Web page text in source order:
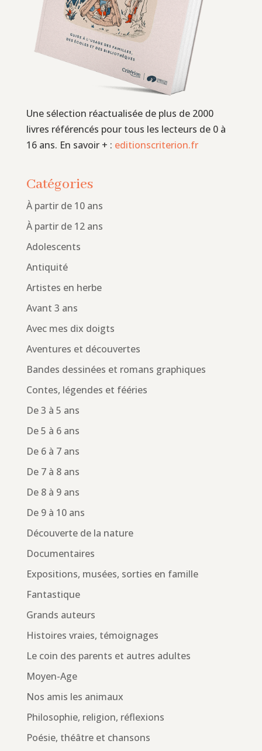
Une sélection réactualisée de plus de 2000
livres référencés pour tous les lecteurs de 0 à
16 ans. En savoir + : editionscriterion.fr
Catégories
À partir de 10 ans
À partir de 12 ans
Adolescents
Antiquité
Artistes en herbe
Avant 3 ans
Avec mes dix doigts
Aventures et découvertes
Bandes dessinées et romans graphiques
Contes, légendes et fééries
De 3 à 5 ans
De 5 à 6 ans
De 6 à 7 ans
De 7 à 8 ans
De 8 à 9 ans
De 9 à 10 ans
Découverte de la nature
Documentaires
Expositions, musées, sorties en famille
Fantastique
Grands auteurs
Histoires vraies, témoignages
Le coin des parents et autres adultes
Moyen-Age
Nos amis les animaux
Philosophie, religion, réflexions
Poésie, théâtre et chansons